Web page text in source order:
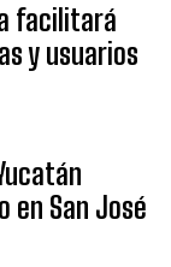
facilitará
y usuarios
en San José